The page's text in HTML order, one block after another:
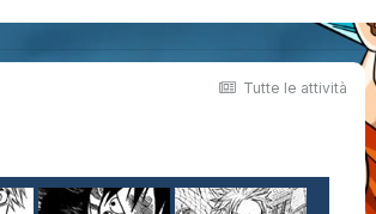
Tutte le attività